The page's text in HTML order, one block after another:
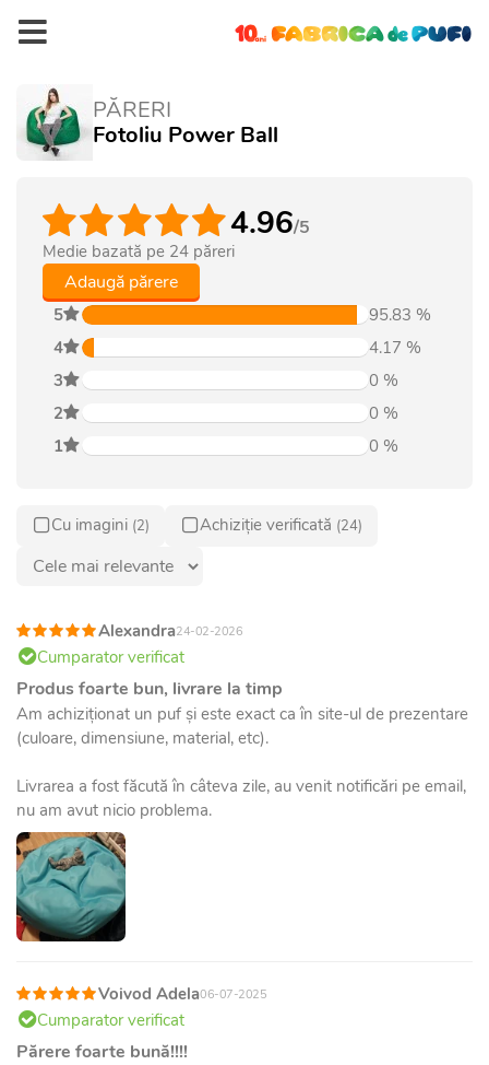
PĂRERI
Fotoliu Power Ball
5 95.83 %
4
4.17 %
3
0 %
2
0 %
1
0 %
4.96/5
Medie bazată pe 24 păreri
Adaugă părere
Cu imagini (2) Achiziție verificată (24)
Alexandra24-02-2026
Cumparator verificat
Produs foarte bun, livrare la timp
Am achiziționat un puf și este exact ca în site-ul de prezentare
(culoare, dimensiune, material, etc).
Livrarea a fost făcută în câteva zile, au venit notificări pe email,
nu am avut nicio problema.
Voivod Adela06-07-2025
Cumparator verificat
Părere foarte bună!!!!